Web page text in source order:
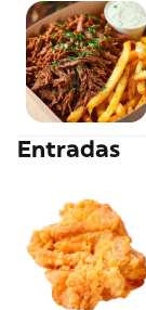
Entradas